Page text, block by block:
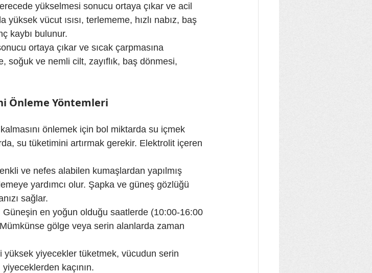
yükselmesi sonucu ortaya çıkar ve acil
vücut ısısı, terlememe, hızlı nabız, baş
kaybı bulunur.
ortaya çıkar ve sıcak çarpmasına
soğuk ve nemli cilt, zayıflık, baş dönmesi,
Önleme Yöntemleri
önlemek için bol miktarda su içmek
su tüketimini artırmak gerekir. Elektrolit içeren
ve nefes alabilen kumaşlardan yapılmış
yardımcı olur. Şapka ve güneş gözlüğü
sağlar.
Güneşin en yoğun olduğu saatlerde (10:00-16:00
Mümkünse gölge veya serin alanlarda zaman
yüksek yiyecekler tüketmek, vücudun serin
yiyeceklerden kaçının.